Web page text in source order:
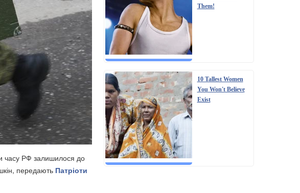
часу РФ залишилося до
передають Патріоти
Them!
10 Tallest Women
You Won't Believe
Exist